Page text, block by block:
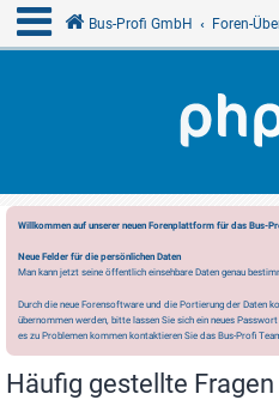
Bus-Profi GmbH Foren-
Willkommen auf unserer neuen Forenplattform für das Bus-
Neue Felder für die persönlichen Daten
Man kann jetzt seine öffentlich einsehbare Daten genau
Durch die neue Forensoftware und die Portierung der Daten
übernommen werden, bitte lassen Sie sich ein neues
es zu Problemen kommen kontaktieren Sie das Bus-Profi
Häufig gestellte Fragen